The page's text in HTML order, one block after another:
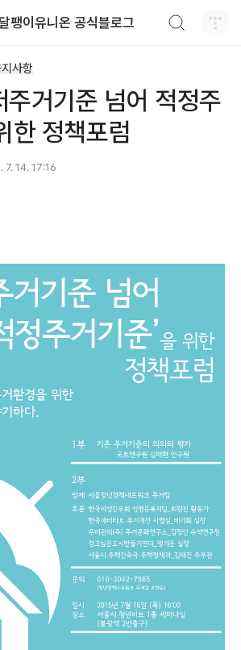
팽이유니온 공식블로그
사항
거기준 넘어 적정주
한 정책포럼
7. 14. 17:16